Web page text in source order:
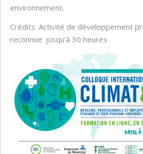
environnement.
Crédits: Activité de développement
reconnue: jusqu'à 30 heures